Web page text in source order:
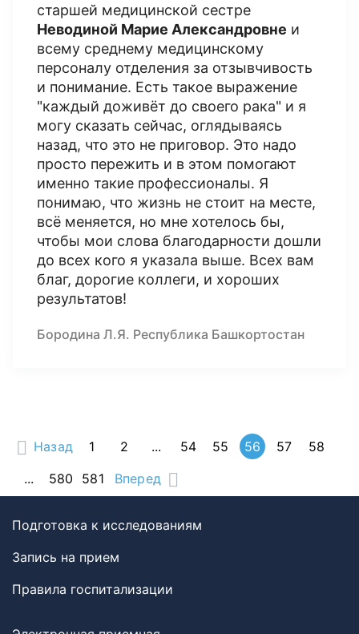
старшей медицинской сестре
Неводиной Марие Александровне и
всему среднему медицинскому
персоналу отделения за отзывчивость
и понимание. Есть такое выражение
"каждый доживёт до своего рака" и я
могу сказать сейчас, оглядываясь
назад, что это не приговор. Это надо
просто пережить и в этом помогают
именно такие профессионалы. Я
понимаю, что жизнь не стоит на месте,
всё меняется, но мне хотелось бы,
чтобы мои слова благодарности дошли
до всех кого я указала выше. Всех вам
благ, дорогие коллеги, и хороших
результатов!
Бородина Л.Я. Республика Башкортостан
Назад 1 2 ... 54 55 56 57
58
...
580 581 Вперед
Подготовка к исследованиям
Запись на прием
Правила госпитализации